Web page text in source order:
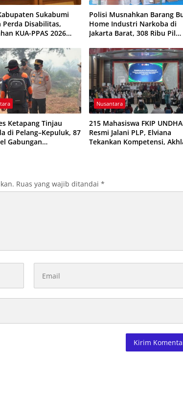
Sukabumi
Perda Disabilitas,
KUA-PPAS 2026
Polisi Musnahkan Barang
Home Industri Narkoba di
Jakarta Barat, 308 Ribu Pil
Ketapang Tinjau
di Pelang–Kepuluk, 87
Gabungan
Nusantara
215 Mahasiswa FKIP
Resmi Jalani PLP, Elviana
Tekankan Kompetensi,
Ruas yang wajib ditandai *